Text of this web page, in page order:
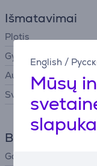
English /
Mūsų
Išmatavimai
Plotis
Gylis
Aukštis
Svoris
Bendri
Gamintojas